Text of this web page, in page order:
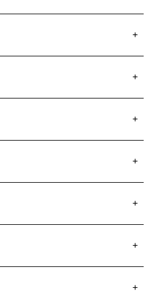
+
+
+
+
+
+
+